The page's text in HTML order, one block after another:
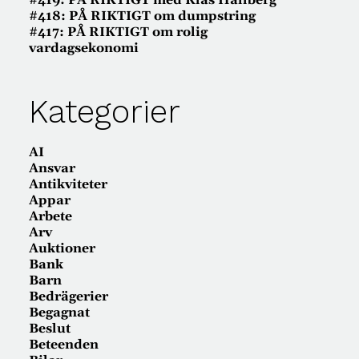
#418: PÅ RIKTIGT om dumpstring
#417: PÅ RIKTIGT om rolig
vardagsekonomi
Kategorier
AI
Ansvar
Antikviteter
Appar
Arbete
Arv
Auktioner
Bank
Barn
Bedrägerier
Begagnat
Beslut
Beteenden